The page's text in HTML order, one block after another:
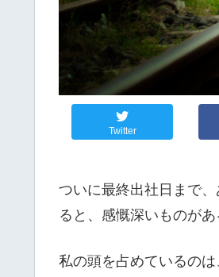
Twitter
ついに最終出社日まで
ると、感慨深いものが
私の頭を占めているのは